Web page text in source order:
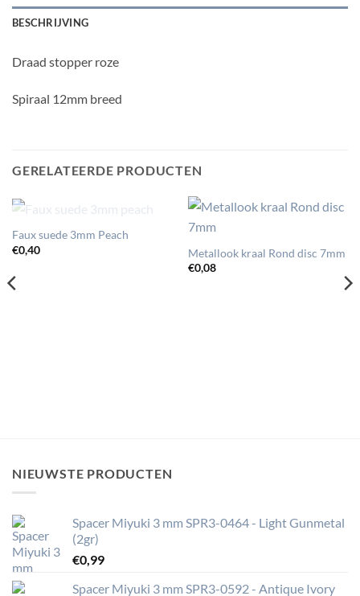
BESCHRIJVING
Draad stopper roze
Spiraal 12mm breed
GERELATEERDE PRODUCTEN
UITVERKOCHT
Faux suede 3mm Peach
€0,40
Metallook kraal Rond disc 7mm
€0,08
NIEUWSTE PRODUCTEN
Spacer Miyuki 3 mm SPR3-0464 - Light Gunmetal
(2gr)
€0,99
Spacer Miyuki 3 mm SPR3-0592 - Antique Ivory